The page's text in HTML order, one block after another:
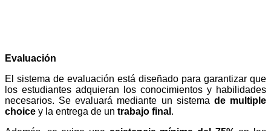
Evaluación
El sistema de evaluación está diseñado para garantizar que
los estudiantes adquieran los conocimientos y habilidades
necesarios. Se evaluará mediante un sistema de multiple
choice y la entrega de un trabajo final .